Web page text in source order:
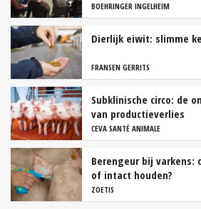
BOEHRINGER INGELHEIM
Dierlijk eiwit: slimme
FRANSEN GERRITS
Subklinische circo: de
van productieverlies
CEVA SANTÉ ANIMALE
Berengeur bij varkens:
of intact houden?
ZOETIS